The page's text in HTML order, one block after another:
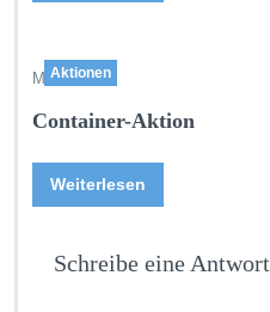
Aktionen
Mai 11,2026
Container-Aktion
Weiterlesen
Schreibe eine Antwort